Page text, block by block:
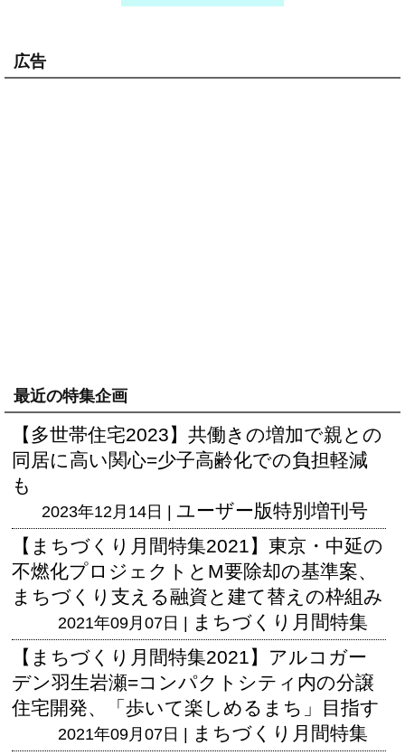
広告
最近の特集企画
【多世帯住宅2023】共働きの増加で親との
同居に高い関心=少子高齢化での負担軽減
も
2023年12月14日 | ユーザー版特別増刊号
【まちづくり月間特集2021】東京・中延の
不燃化プロジェクトとM要除却の基準案、
まちづくり支える融資と建て替えの枠組み
2021年09月07日 |
まちづくり月間特集
【まちづくり月間特集2021】アルコガー
デン羽生岩瀬=コンパクトシティ内の分譲
住宅開発、「歩いて楽しめるまち」目指す
2021年09月07日 |
まちづくり月間特集